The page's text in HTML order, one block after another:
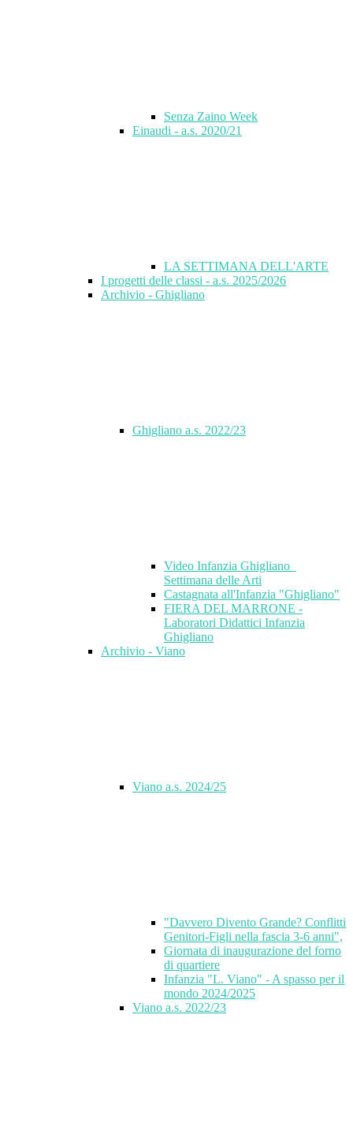
Senza Zaino Week
Einaudi - a.s. 2020/21
LA SETTIMANA DELL'ARTE
I progetti delle classi - a.s. 2025/2026
Archivio - Ghigliano
Ghigliano a.s. 2022/23
Video Infanzia Ghigliano_
Settimana delle Arti
Castagnata all'Infanzia "Ghigliano"
FIERA DEL MARRONE -
Laboratori Didattici Infanzia
Ghigliano
Archivio - Viano
Viano a.s. 2024/25
"Davvero Divento Grande? Conflitti
Genitori-Figli nella fascia 3-6 anni",
Giornata di inaugurazione del forno
di quartiere
Infanzia "L. Viano" - A spasso per il
mondo 2024/2025
Viano a.s. 2022/23